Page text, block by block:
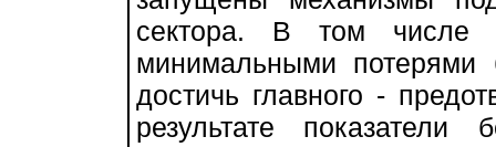
сектора. В том числе
минимальными потерями
достичь главного -
результате показатели